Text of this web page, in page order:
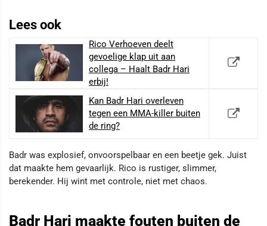
Lees ook
Rico Verhoeven deelt
gevoelige klap uit aan
collega – Haalt Badr Hari
erbij!
Kan Badr Hari overleven
tegen een MMA-killer buiten
de ring?
Badr was explosief, onvoorspelbaar en een beetje gek. Juist
dat maakte hem gevaarlijk. Rico is rustiger, slimmer,
berekender. Hij wint met controle, niet met chaos.
Badr Hari maakte fouten buiten de